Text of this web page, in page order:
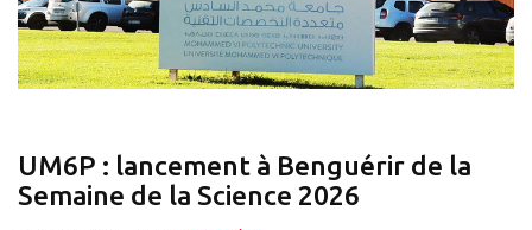
UM6P : lancement à Benguérir de la
Semaine de la Science 2026